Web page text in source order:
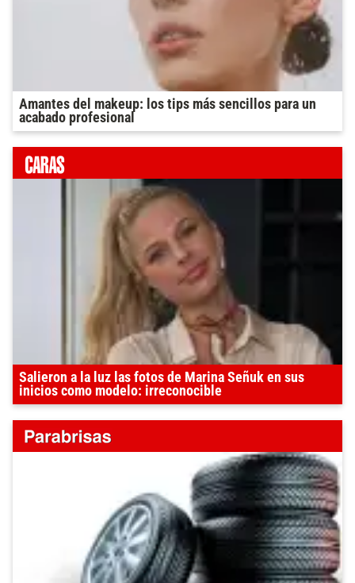
Amantes del makeup: los tips más sencillos para un
acabado profesional
Salieron a la luz las fotos de Marina Señuk en sus
inicios como modelo: irreconocible